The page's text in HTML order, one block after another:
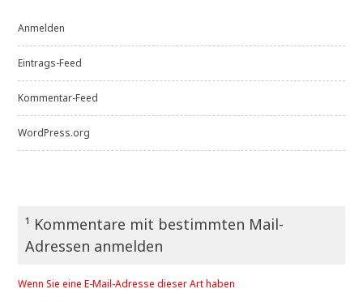
Anmelden
Eintrags-Feed
Kommentar-Feed
WordPress.org
¹ Kommentare mit bestimmten Mail-
Adressen anmelden
Wenn Sie eine E-Mail-Adresse dieser Art haben